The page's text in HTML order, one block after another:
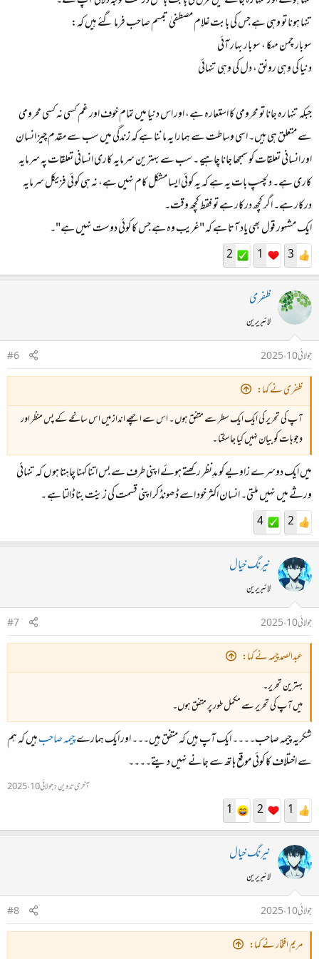
تنہا ہونا تو وہی ہے جس کی بابت غلام مصطفیٰ تبسم صاحب فرما گئے ہیں کہ:
سو بار چمن مہکا ، سو بار بہار آئی
دنیا کی وہی رونق ، دل کی وہی تنہائی
جبکہ تنہا رہ جانا تو محرومی کا استعارہ ہے، اور اس دنیا میں تمام خوف اور غم کسی نہ کسی محرومی
سے متعلق ہی ہیں۔ اسی وساطت سے ہمارا یہ ماننا ہے کہ زندگی میں سب سے مقدم چیز انسان
اور انسانی تعلقات کو سمجھا جانا چاہیے ۔ سب سے بہترین سرمایہ کاری انسانی تعلقات پہ سرمایہ
کاری ہے۔ دلچسپ بات یہ ہے کہ یہ کوئی ایسا مشکل کام نہیں ہے، نہ ہی کوئی فزیکل سرمایہ
درکار ہے۔ اگر کچھ درکار ہے تو فقط کچھ وقت۔
ایک مشہور قول بھی یاد آتا ہے کہ "غریب وہ ہے جس کا کوئی دوست نہیں ہے"۔
3
1
2
ظفری
لائبریرین
جولائی 10، 2025
#6
ظفری نے کہا:
آپ کی تحریر کی ایک ایک سطر سے متفق ہوں ۔ اس سے اچھے انداز میں اس سانحے کے پس منظر اور
وجوہات کو بیان نہیں کیا جاسکتا ۔
میں ایک دوسرے زاویے کو مدِنظر رکھتے ہوئے اپنی طرف سے بس اتنا کہنا چاہتا ہوں کہ تنہائی
ورثے میں نہیں ملتی۔ انسان اکثر خود اسے ڈھونڈ کر اپنی قسمت کی زینت بنا ڈالتا ہے ۔
2
4
نیرنگ خیال
لائبریرین
جولائی 10، 2025
#7
عبدالصمدچیمہ نے کہا:
بہترین تحریر۔
میں آپ کی تحریر سے مکمل طور پر متفق ہوں۔
شکریہ چیمہ صاحب۔۔۔۔ ایک آپ ہیں کہ متفق ہیں۔۔۔ اور ایک ہمارےچیمہ صاحبہیں کہ ہم
سے اختلاف کا کوئی موقع ہاتھ سے جانے نہیں دیتے۔۔۔۔
آخری تدوین:جولائی 10، 2025
1
2
1
نیرنگ خیال
لائبریرین
جولائی 10، 2025
#8
مریم افتخار نے کہا: